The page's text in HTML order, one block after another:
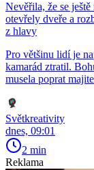
Nevěřila, že se
otevřely dveře a
z hlavy
Pro většinu lidí je
kamarád ztratil.
musela poprat
Světkreativity
dnes, 09:01
2 min
Reklama